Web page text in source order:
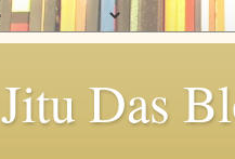
Jitu Das